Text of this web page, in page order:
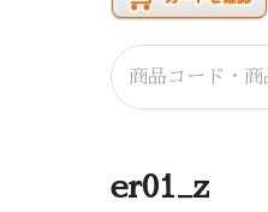
er01_z